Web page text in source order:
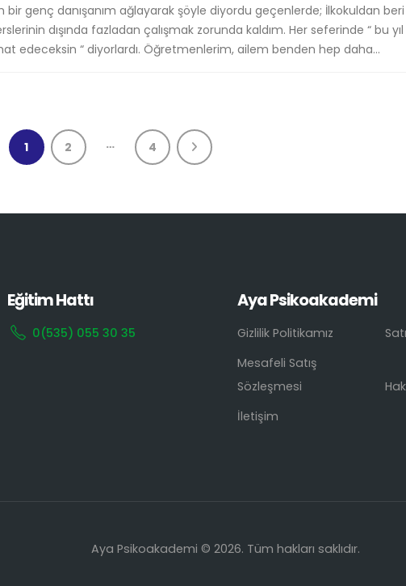
bir genç danışanım ağlayarak şöyle diyordu geçenlerde; İlkokuldan
dışında fazladan çalışmak zorunda kaldım. Her seferinde “ bu
edeceksin “ diyorlardı. Öğretmenlerim, ailem benden hep daha...
1 2 … 4
Eğitim Hattı
0(535) 055 30 35
Aya Psikoakademi
Gizlilik Politikamız
Mesafeli Satış
Sözleşmesi
İletişim
Aya Psikoakademi © 2026. Tüm hakları saklıdır.